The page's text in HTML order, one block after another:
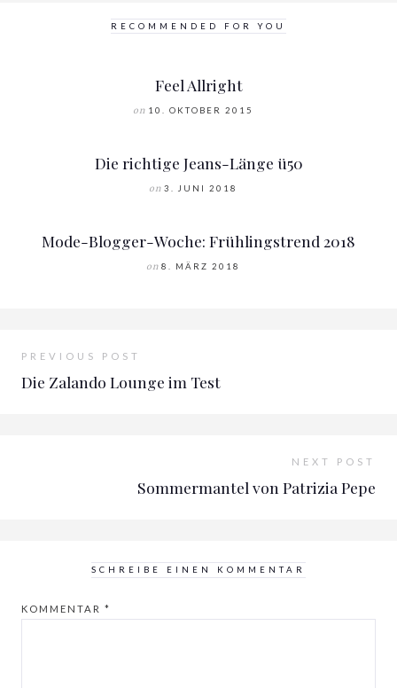
RECOMMENDED FOR YOU
Feel Allright
on 10. OKTOBER 2015
Die richtige Jeans-Länge ü50
on 3. JUNI 2018
Mode-Blogger-Woche: Frühlingstrend 2018
on 8. MÄRZ 2018
PREVIOUS POST
Die Zalando Lounge im Test
NEXT POST
Sommermantel von Patrizia Pepe
SCHREIBE EINEN KOMMENTAR
KOMMENTAR *